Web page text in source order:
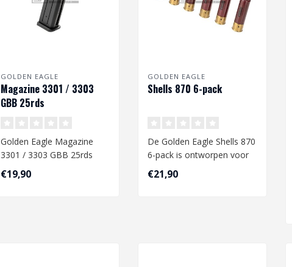
GOLDEN EAGLE
Magazine 3301 / 3303
GBB 25rds
Golden Eagle Magazine
3301 / 3303 GBB 25rds
€19,90
GOLDEN EAGLE
Shells 870 6-pack
De Golden Eagle Shells 870
6-pack is ontworpen voor
airsoft shotguns, specifiek
..
€21,90